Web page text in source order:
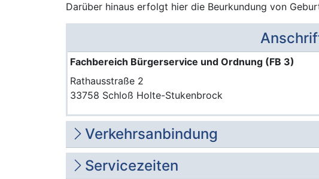
Darüber hinaus erfolgt hier die Beurkundung von
Fachbereich Bürgerservice und Ordnung (FB 3)
Rathausstraße 2
33758 Schloß Holte-Stukenbrock
Verkehrsanbindung
Servicezeiten